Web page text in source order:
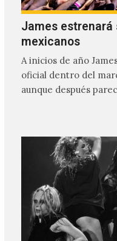
James
mexicanos
A inicios de año
oficial dentro del
aunque después